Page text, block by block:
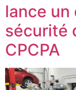
lance un
sécurité
CPCPA